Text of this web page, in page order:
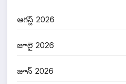
ఆగస్ట్ 2026
జూలై 2026
జూన్ 2026